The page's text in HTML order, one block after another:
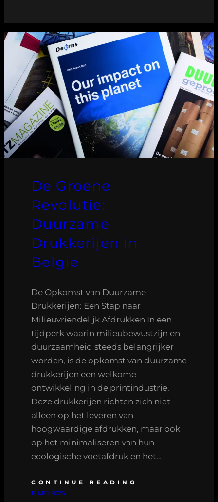
De Groene
Revolutie:
Duurzame
Drukkerijen in
België
De Opkomst van Duurzame
Drukkerijen: Een Stap naar
Milieuvriendelijk Afdrukken In een
tijdperk waarin milieubewustzijn en
duurzaamheid steeds belangrijker
worden, is de opkomst van duurzame
drukkerijen een welkome
ontwikkeling in de printindustrie.
Deze drukkerijen richten zich niet
alleen op het leveren van
hoogwaardige afdrukken, maar ook
op het minimaliseren van hun
ecologische voetafdruk en het…
CONTINUE READING
19 MEI 2026